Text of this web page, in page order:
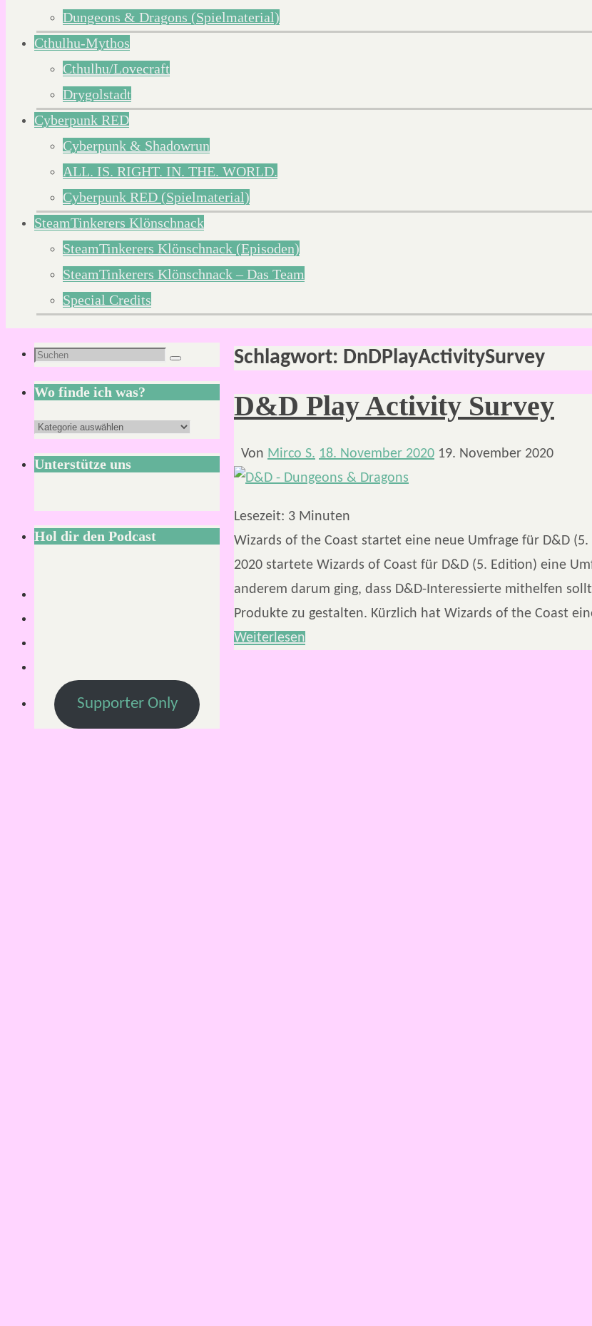
Dungeons & Dragons (Spielmaterial)
Cthulhu-Mythos
Cthulhu/Lovecraft
Drygolstadt
Cyberpunk RED
Cyberpunk & Shadowrun
ALL. IS. RIGHT. IN. THE. WORLD.
Cyberpunk RED (Spielmaterial)
SteamTinkerers Klönschnack
SteamTinkerers Klönschnack (Episoden)
SteamTinkerers Klönschnack – Das Team
Special Credits
Schlagwort: DnDPlayActivitySurvey
D&D Play Activity Survey
Von Mirco S. 18. November 2020 19. November 2020
Lesezeit: 3 Minuten
Wizards of the Coast startet eine neue Umfrage für D&D
2020 startete Wizards of Coast für D&D (5. Edition) eine
anderem darum ging, dass D&D-Interessierte mithelfen
Produkte zu gestalten. Kürzlich hat Wizards of the Coast
Weiterlesen
Suchen
nach:
Suchen
Wo finde ich was?
Wo
finde
ich
Unterstütze uns
Hol dir den Podcast
Supporter Only